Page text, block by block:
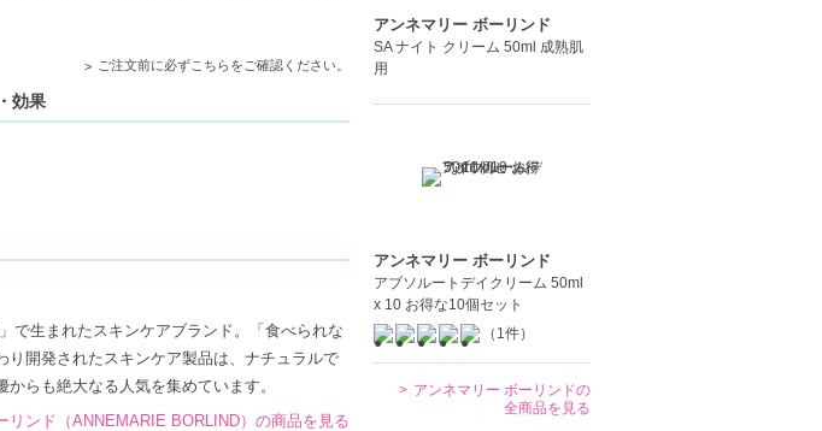
でご安心ください。
ご注文前に必ずこちらをご確認ください。
効果
で生まれたスキンケアブランド。「食べられな
開発されたスキンケア製品は、ナチュラルで
らも絶大なる人気を集めています。
リンド（ANNEMARIE BORLIND）の商品を見る
アンネマリー ボーリンド
SA ナイト クリーム 50ml 成熟肌
用
アンネマリー ボーリンド
アブソルートデイクリーム 50ml
x 10 お得な10個セット
（1件）
アンネマリー ボーリンドの
全商品を見る